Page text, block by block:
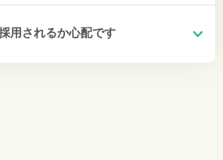
用されるか心配です